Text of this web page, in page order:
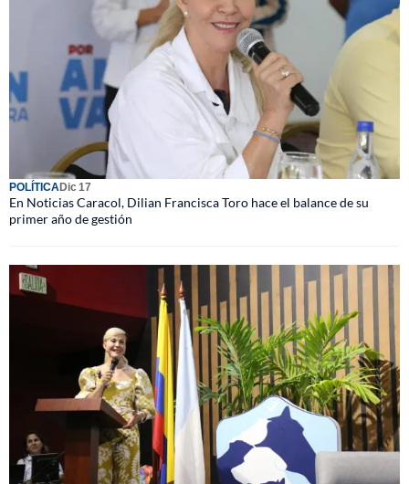
POLÍTICADic 17
En Noticias Caracol, Dilian Francisca Toro hace el balance de su
primer año de gestión